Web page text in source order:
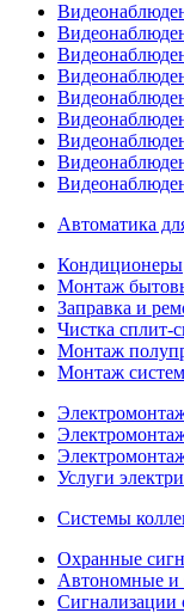
Автоматика
Кондиционеры
Монтаж
Заправка и
Чистка сплит-
Монтаж
Монтаж
Услуги
Системы
Охранные
Автономные и
Сигнализации